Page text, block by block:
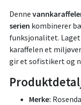
Denne
serien kombinerer
funksjonalitet.
karaffelen et
gir et sofistikert og
Merke: